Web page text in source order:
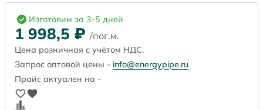
Изготовим за 3-5 дней
1 998,5 ₽ /пог.м.
Цена розничная с учётом НДС.
Запрос оптовой цены - info@energypipe.ru
Прайс актуален на -